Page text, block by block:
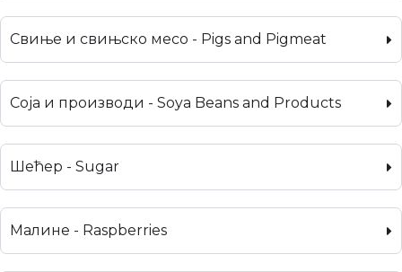
Свиње и свињско месо - Pigs and Pigmeat
Соја и производи - Soya Beans and Products
Шећер - Sugar
Малине - Raspberries